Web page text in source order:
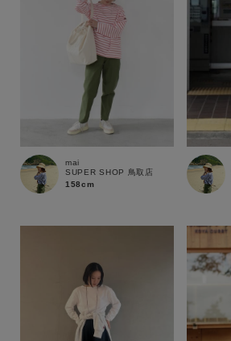
サイズ
mai
SUPER SHOP 鳥取店
158cm